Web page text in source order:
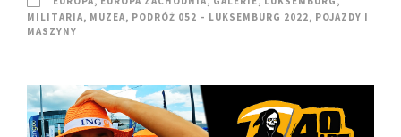
MILITARIA, MUZEA, PODRÓŻ 052 – LUKSEMBURG 2022, POJAZDY I
MASZYNY